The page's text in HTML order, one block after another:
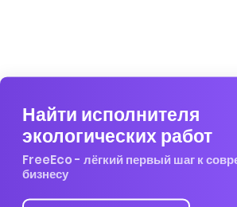
Найти исполнителя
экологических работ
FreeEco - лёгкий первый шаг к
бизнесу